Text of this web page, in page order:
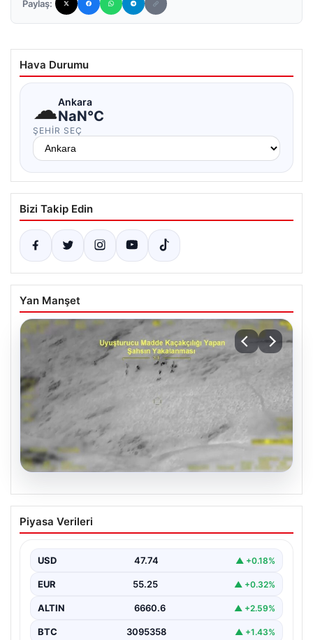
Paylaş:
Hava Durumu
☁Ankara
NaN°C
ŞEHIR SEÇ
Bizi Takip Edin
Yan Manşet
07.08.2026
Hakkari’de JİHA Destekli Uyuşturucu
Operasyonunda 253 Kilo Esrar Ele
İçişleri Bakanlığı tarafından yapılan resmi açıklamaya
gerçekleştirilen kapsamlı bir…
Piyasa Verileri
USD 47.74 ▲ +0.18%
EUR 55.25 ▲ +0.32%
ALTIN 6660.6 ▲ +2.59%
BTC 3095358 ▲ +1.43%